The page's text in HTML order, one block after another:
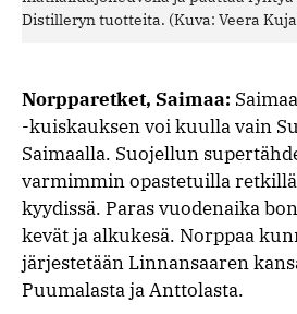
Distilleryn tuotteita. (Kuva: Veera
Norpparetket, Saimaa:
-kuiskauksen voi kuulla vain
Saimaalla. Suojellun
varmimmin opastetuilla
kyydissä. Paras vuodenaika
kevät ja alkukesä. Norppaa
järjestetään Linnansaaren
Puumalasta ja Anttolasta.